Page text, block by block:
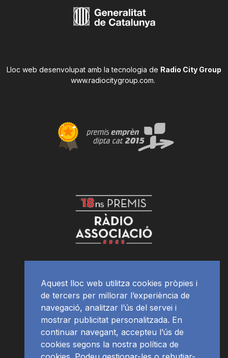
Lloc web desenvolupat amb la tecnologia de Radio City Group
www.radiocitygroup.com.
Aquest lloc web utilitza cookies pròpies i
de tercers per millorar l’experiència de
navegació, analitzar l’ús del servei i
mostrar publicitat personalitzada. En
continuar navegant, accepteu l’ús de
cookies segons la nostra política de